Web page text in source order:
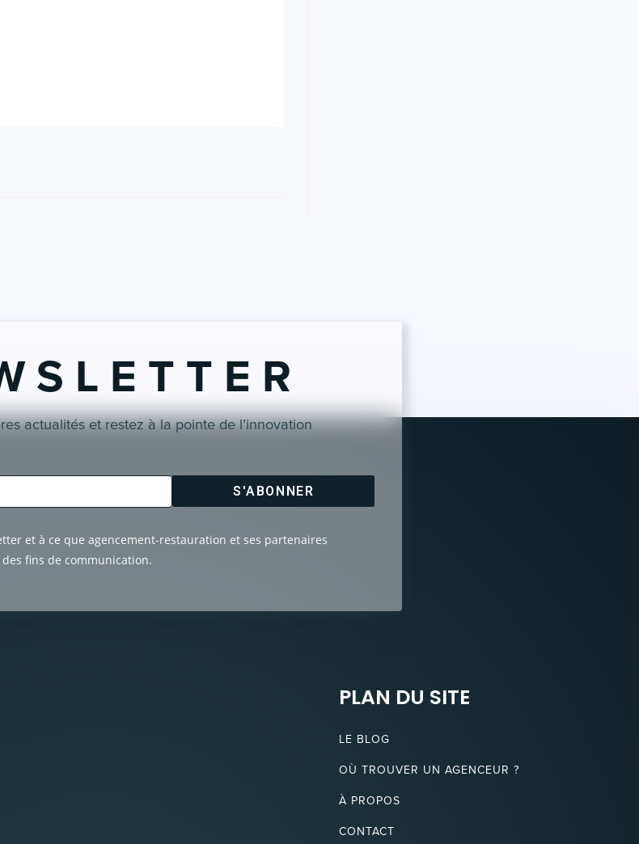
S L E T T E R
actualités et restez à la pointe de l’innovation
S'ABONNER
et à ce que agencement-restauration et ses partenaires
fins de communication.
PLAN DU SITE
LE BLOG
OÙ TROUVER UN AGENCEUR ?
À PROPOS
CONTACT